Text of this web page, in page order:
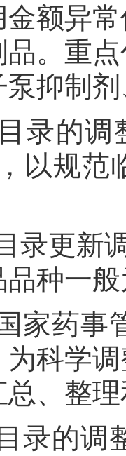
额异
品。重
抑制
录的调
以规范
录更新
种一
家药事
为科学
、整
录的调